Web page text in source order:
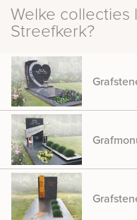
Welke collecties
Streefkerk?